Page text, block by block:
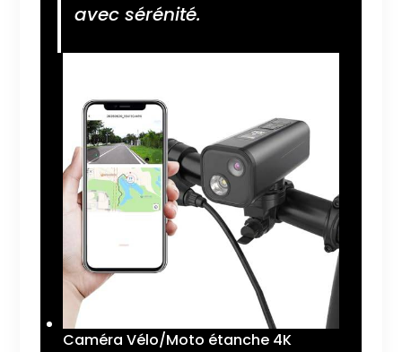
avec sérénité.
Caméra Vélo/Moto étanche 4K